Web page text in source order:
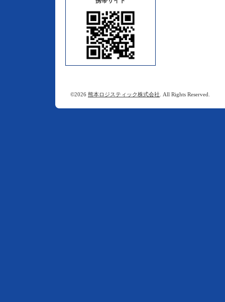
©2026 熊本ロジスティック株式会社 . All Rights Reserved.